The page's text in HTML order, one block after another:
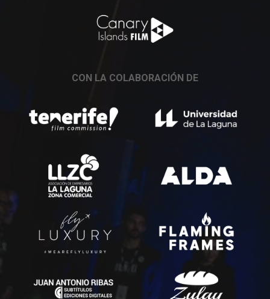
CON LA COLABORACIÓN DE